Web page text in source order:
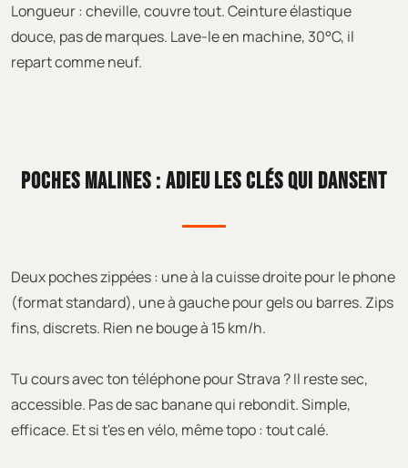
Longueur : cheville, couvre tout. Ceinture élastique
douce, pas de marques. Lave-le en machine, 30°C, il
repart comme neuf.
POCHES MALINES : ADIEU LES CLÉS QUI DANSENT
Deux poches zippées : une à la cuisse droite pour le phone
(format standard), une à gauche pour gels ou barres. Zips
fins, discrets. Rien ne bouge à 15 km/h.
Tu cours avec ton téléphone pour Strava ? Il reste sec,
accessible. Pas de sac banane qui rebondit. Simple,
efficace. Et si t'es en vélo, même topo : tout calé.